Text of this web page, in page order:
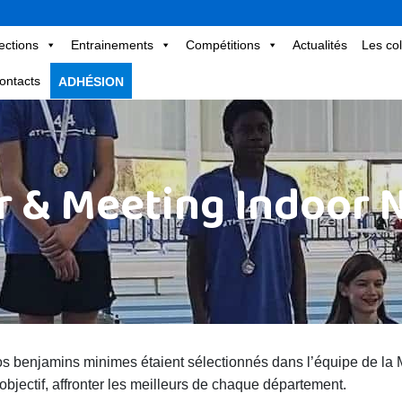
Entrainements Compétitions Actualités Les
ADHÉSION
& Meeting Indoor
benjamins minimes étaient sélectionnés dans l’équipe de la
affronter les meilleurs de chaque département.